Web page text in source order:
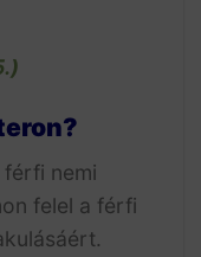
nemi
felel a férfi